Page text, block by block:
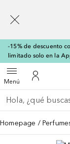
-15% de descuento
limitado solo en la
MenúAbrir menúMi cuenta
Regresar
Ejecutar búsqueda
Homepage